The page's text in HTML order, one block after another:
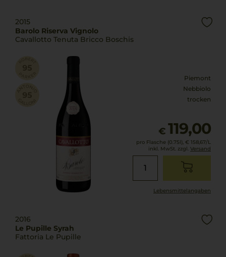
2015
Barolo Riserva Vignolo
Cavallotto Tenuta Bricco Boschis
Piemont
Nebbiolo
trocken
€ 119,00
pro Flasche (0.75l), € 158,67/L
inkl. MwSt. zzgl. Versand
Lebensmittel­angaben
2016
Le Pupille Syrah
Fattoria Le Pupille